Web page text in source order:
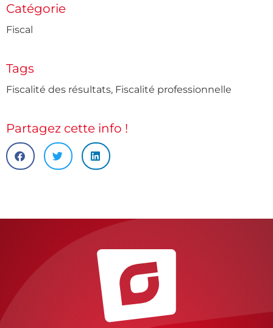
Catégorie
Fiscal
Tags
Fiscalité des résultats, Fiscalité professionnelle
Partagez cette info !